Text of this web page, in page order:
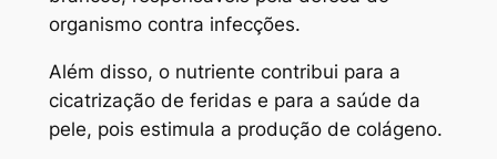
organismo contra infecções.
Além disso, o nutriente contribui para a
cicatrização de feridas e para a saúde da
pele, pois estimula a produção de colágeno.